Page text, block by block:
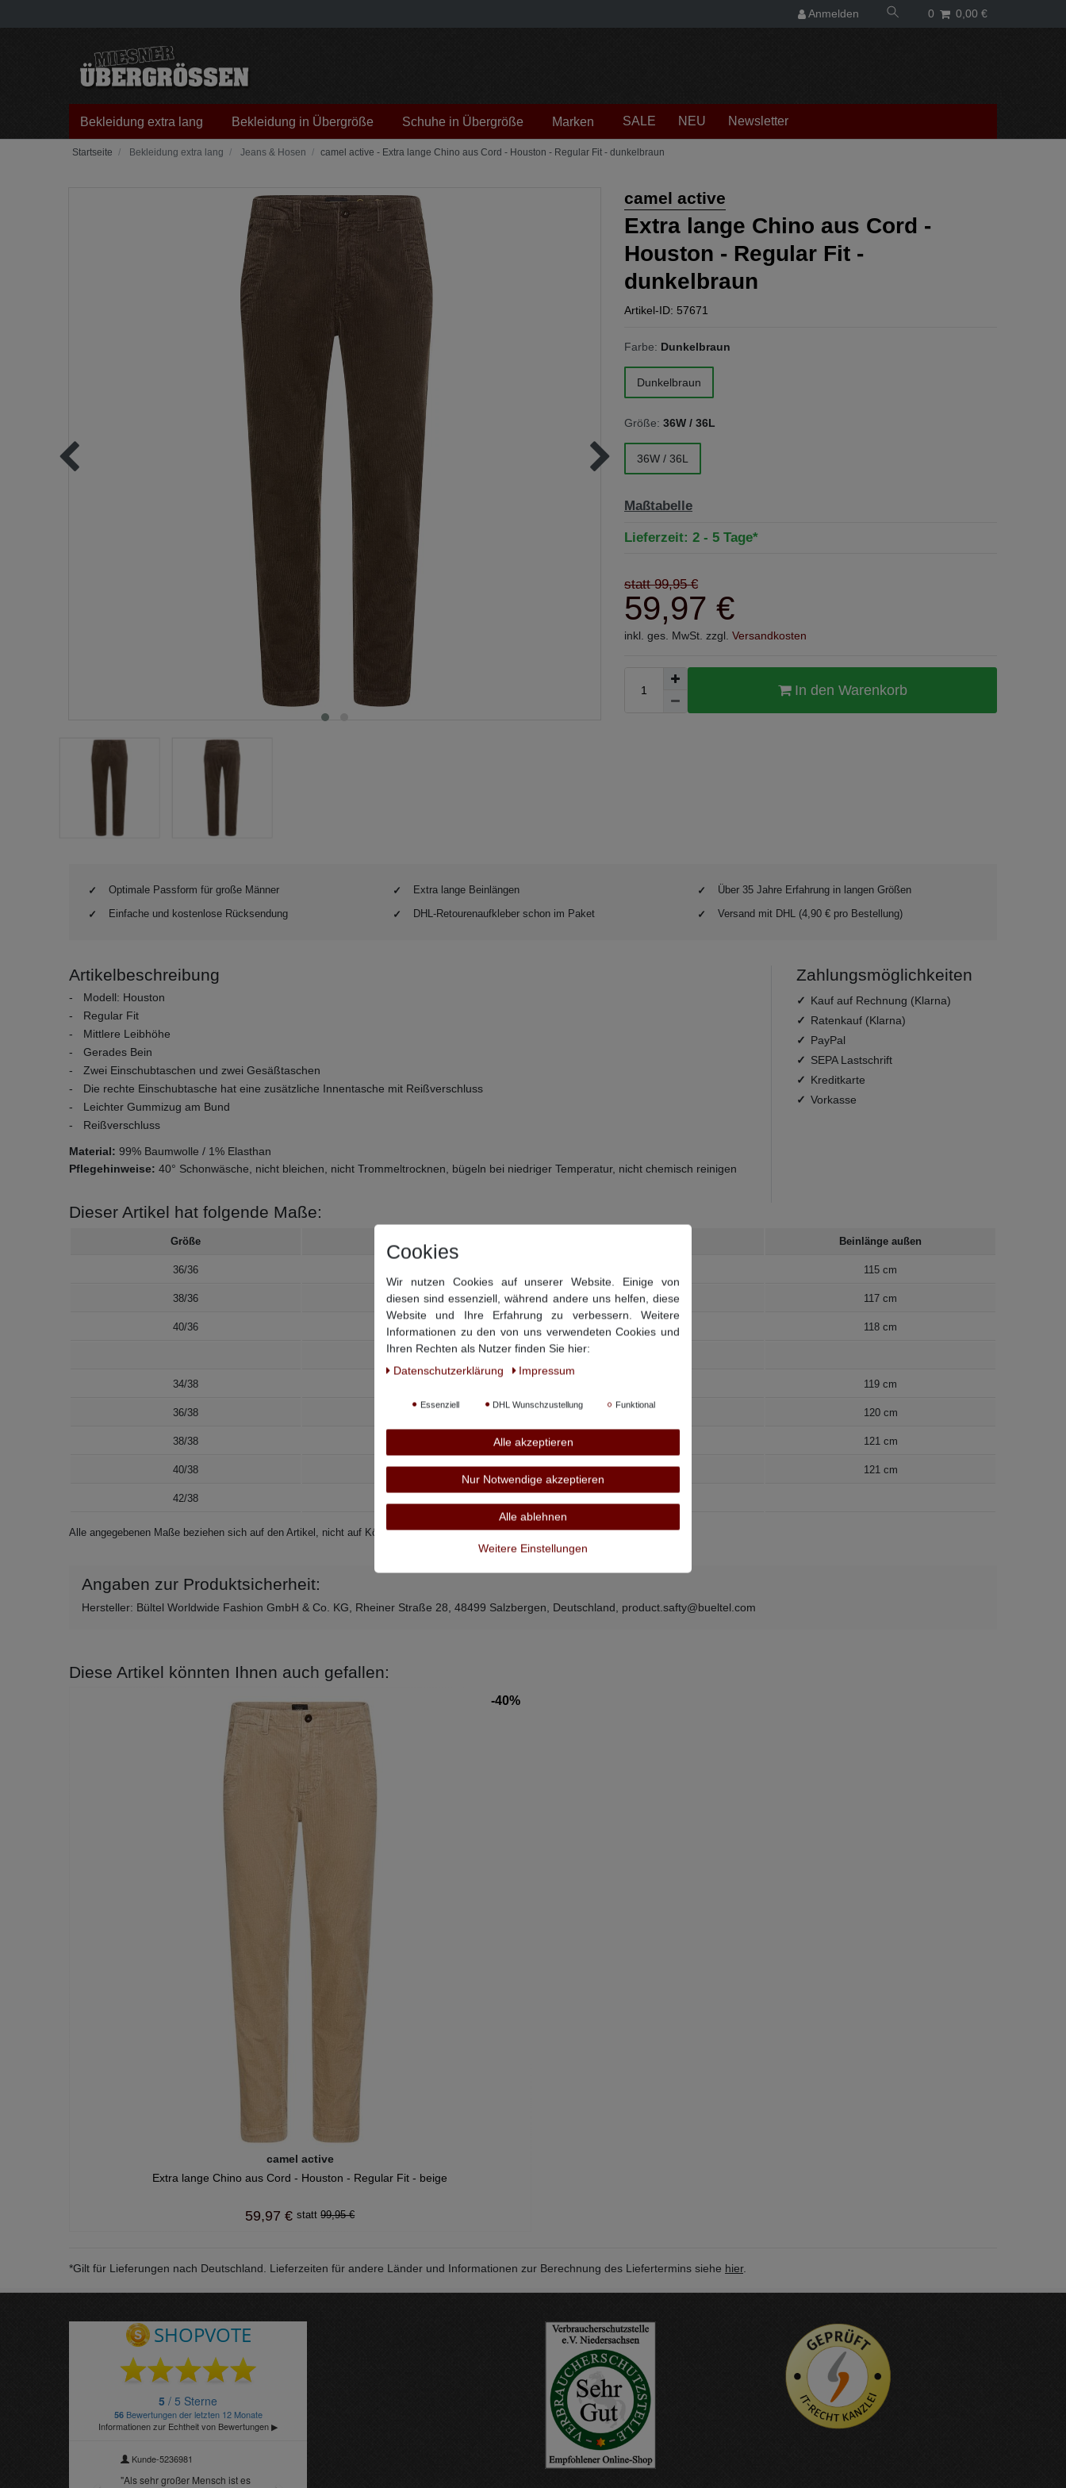
Anmelden 0 0,00 €
Bekleidung extra lang Bekleidung in Übergröße Schuhe in Übergröße Marken SALE NEU Newsletter
Bekleidung extra lang Jeans & Hosen camel active - Extra lange Chino aus Cord - Houston - Regular Fit - dunkelbraun
camel active
Extra lange Chino aus Cord -
Houston - Regular Fit -
dunkelbraun
Artikel-ID: 57671
Farbe: Dunkelbraun
Dunkelbraun
Größe: 36W / 36L
36W / 36L
Maßtabelle
Lieferzeit: 2 - 5 Tage*
statt 99,95 €
59,97 €
inkl. ges. MwSt. zzgl. Versandkosten
In den Warenkorb
Optimale Passform für große Männer Extra lange Beinlängen
Über 35 Jahre Erfahrung in langen Größen
Einfache und kostenlose Rücksendung
DHL-Retourenaufkleber schon im Paket Versand mit DHL (4,90 € pro Bestellung)
Artikelbeschreibung
Modell: Houston
Regular Fit
Mittlere Leibhöhe
Gerades Bein
Zwei Einschubtaschen und zwei Gesäßtaschen
Die rechte Einschubtasche hat eine zusätzliche Innentasche mit Reißverschluss
Leichter Gummizug am Bund
Reißverschluss
Material: 99% Baumwolle / 1% Elasthan
Pflegehinweise: 40° Schonwäsche, nicht bleichen, nicht Trommeltrocknen, bügeln bei niedriger Temperatur, nicht chemisch reinigen
Zahlungsmöglichkeiten
Kauf auf Rechnung (Klarna)
Ratenkauf (Klarna)
PayPal
SEPA Lastschrift
Kreditkarte
Vorkasse
Dieser Artikel hat folgende Maße:
Größe Bundweite Beinlänge außen
36/36 115 cm
38/36 98 cm 87 cm 117 cm
40/36 104 cm 88 cm 118 cm
34/38 119 cm
36/38 120 cm
38/38 121 cm
40/38 104 cm 93 cm 121 cm
42/38
Alle angegebenen Maße beziehen sich auf den Artikel, nicht auf Körpermaße –so messen Sie richtig.
Angaben zur Produktsicherheit:
Hersteller: Bültel Worldwide Fashion GmbH & Co. KG, Rheiner Straße 28, 48499 Salzbergen, Deutschland, product.safty@bueltel.com
Diese Artikel könnten Ihnen auch gefallen:
-40%
camel active
Extra lange Chino aus Cord - Houston - Regular Fit - beige
59,97 € 99,95 €
*Gilt für Lieferungen nach Deutschland. Lieferzeiten für andere Länder und Informationen zur Berechnung des Liefertermins siehe hier.
Cookies
Wir nutzen Cookies auf unserer Website. Einige von
diesen sind essenziell, während andere uns helfen, diese
Website und Ihre Erfahrung zu verbessern. Weitere
Informationen zu den von uns verwendeten Cookies und
Ihren Rechten als Nutzer finden Sie hier:
Daten­schutz­erklärung
Impressum
Essenziell DHL Wunschzustellung Funktional
Alle akzeptieren
Nur Notwendige akzeptieren
Alle ablehnen
Weitere Einstellungen